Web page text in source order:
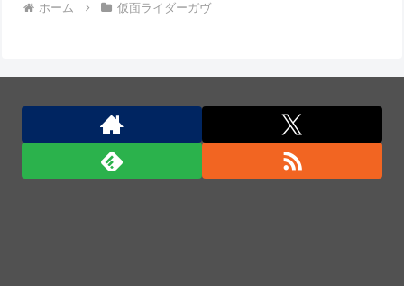
【日本横断】大型の台風15号(チャンホン)…お盆休み
サウジ・パキスタン・トルコ3カ国が共同防衛協定締
結…「イスラム版NATO」指摘も！
ホーム 仮面ライダーガヴ